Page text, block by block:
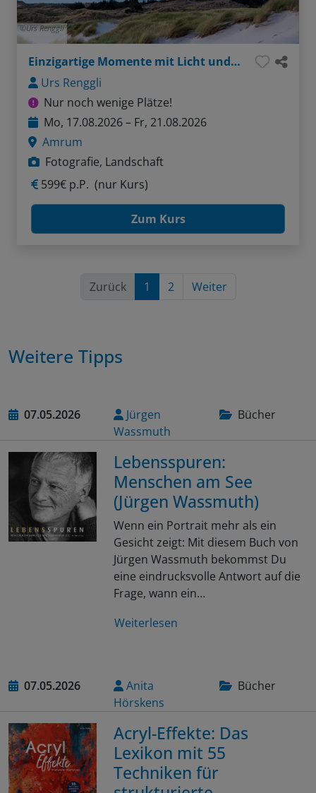
Urs Renggli
Einzigartige Momente mit Licht und Kamera
Urs Renggli
Nur noch wenige Plätze!
Mo, 17.08.2026 – Fr, 21.08.2026
Amrum
Fotografie, Landschaft
599€ p.P. (nur Kurs)
Zum Kurs
Zurück 1 2 Weiter
Weitere Tipps
07.05.2026
Jürgen
Wassmuth
Bücher
Lebensspuren:
Menschen am See
(Jürgen Wassmuth)
Wenn ein Portrait mehr als ein
Gesicht zeigt: Mit diesem Buch von
Jürgen Wassmuth bekommst Du
eine eindrucksvolle Antwort auf die
Frage, wann ein…
Weiterlesen
07.05.2026
Anita
Hörskens
Bücher
Acryl-Effekte: Das
Lexikon mit 55
Techniken für